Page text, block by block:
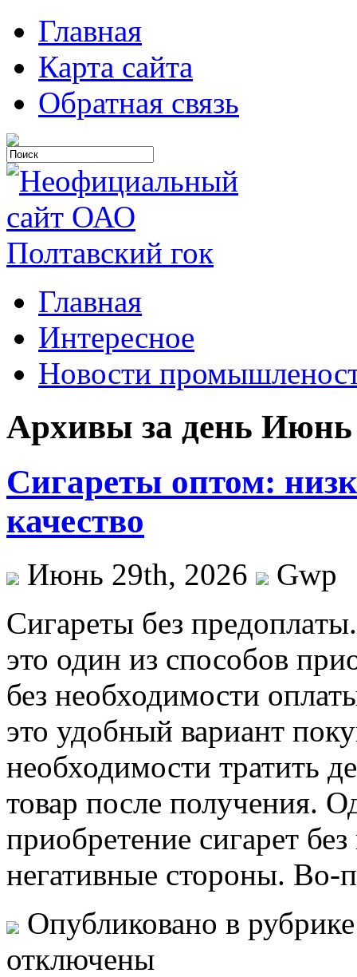
Главная
Карта сайта
Обратная связь
Главная
Интересное
Новости
Архивы за день Июнь
Сигареты оптом:
качество
Июнь 29th, 2026
Gwp
Сигaрeты бeз
это один из способов
без необходимости
это удобный вариант
необходимости тратить
товар после получения.
приобретение сигарет
негативные стороны.
Опубликовано в
отключены